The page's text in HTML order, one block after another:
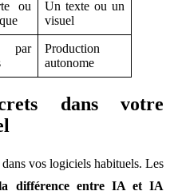
ou
Un texte ou un
visuel
par
Production
autonome
dans votre
vos logiciels habituels. Les
la différence entre IA et IA